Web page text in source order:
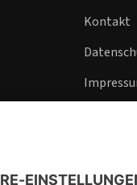
Kontakt